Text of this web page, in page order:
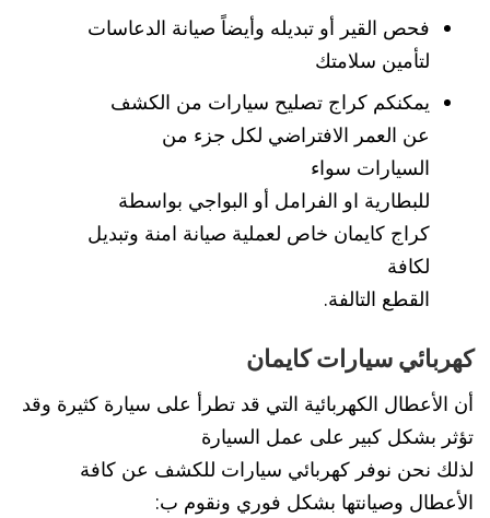
فحص القير أو تبديله وأيضاً صيانة الدعاسات
لتأمين سلامتك
يمكنكم كراج تصليح سيارات من الكشف
عن العمر الافتراضي لكل جزء من
السيارات سواء
للبطارية او الفرامل أو البواجي بواسطة
كراج كايمان خاص لعملية صيانة امنة وتبديل
لكافة
القطع التالفة.
كهربائي سيارات كايمان
أن الأعطال الكهربائية التي قد تطرأ على سيارة كثيرة وقد
تؤثر بشكل كبير على عمل السيارة
لذلك نحن نوفر كهربائي سيارات للكشف عن كافة
الأعطال وصيانتها بشكل فوري ونقوم ب: